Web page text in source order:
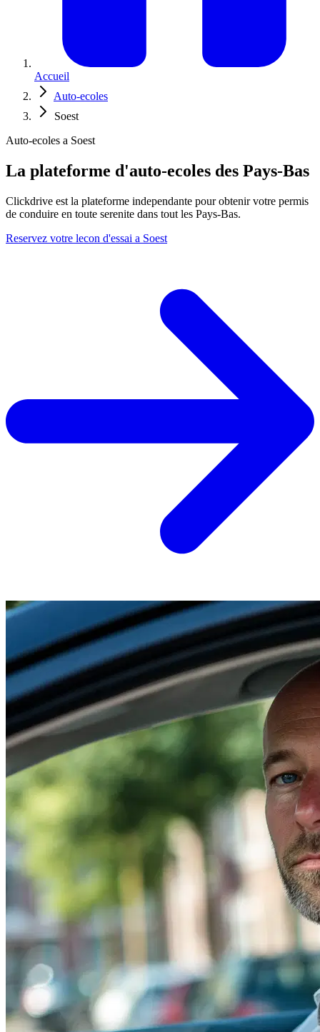
Accueil
Auto-ecoles
Soest
Auto-ecoles a Soest
La plateforme d'auto-ecoles des Pays-Bas
Clickdrive est la plateforme independante pour obtenir votre permis
de conduire en toute serenite dans tout les Pays-Bas.
Reservez votre lecon d'essai a Soest